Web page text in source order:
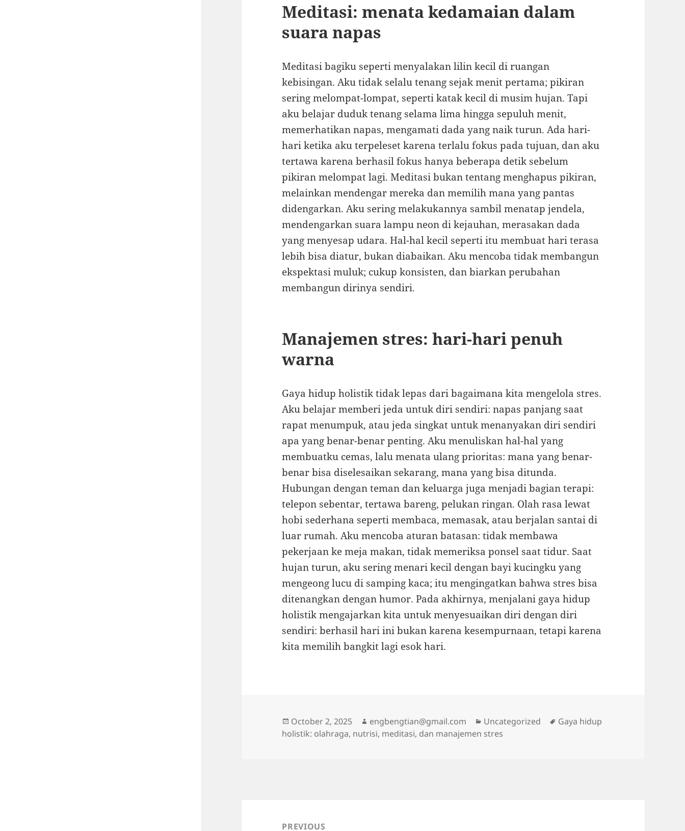
Meditasi: menata kedamaian dalam
suara napas
Meditasi bagiku seperti menyalakan lilin kecil di ruangan
kebisingan. Aku tidak selalu tenang sejak menit pertama; pikiran
sering melompat-lompat, seperti katak kecil di musim hujan. Tapi
aku belajar duduk tenang selama lima hingga sepuluh menit,
memerhatikan napas, mengamati dada yang naik turun. Ada hari-
hari ketika aku terpeleset karena terlalu fokus pada tujuan, dan aku
tertawa karena berhasil fokus hanya beberapa detik sebelum
pikiran melompat lagi. Meditasi bukan tentang menghapus pikiran,
melainkan mendengar mereka dan memilih mana yang pantas
didengarkan. Aku sering melakukannya sambil menatap jendela,
mendengarkan suara lampu neon di kejauhan, merasakan dada
yang menyesap udara. Hal-hal kecil seperti itu membuat hari terasa
lebih bisa diatur, bukan diabaikan. Aku mencoba tidak membangun
ekspektasi muluk; cukup konsisten, dan biarkan perubahan
membangun dirinya sendiri.
Manajemen stres: hari-hari penuh
warna
Gaya hidup holistik tidak lepas dari bagaimana kita mengelola stres.
Aku belajar memberi jeda untuk diri sendiri: napas panjang saat
rapat menumpuk, atau jeda singkat untuk menanyakan diri sendiri
apa yang benar-benar penting. Aku menuliskan hal-hal yang
membuatku cemas, lalu menata ulang prioritas: mana yang benar-
benar bisa diselesaikan sekarang, mana yang bisa ditunda.
Hubungan dengan teman dan keluarga juga menjadi bagian terapi:
telepon sebentar, tertawa bareng, pelukan ringan. Olah rasa lewat
hobi sederhana seperti membaca, memasak, atau berjalan santai di
luar rumah. Aku mencoba aturan batasan: tidak membawa
pekerjaan ke meja makan, tidak memeriksa ponsel saat tidur. Saat
hujan turun, aku sering menari kecil dengan bayi kucingku yang
mengeong lucu di samping kaca; itu mengingatkan bahwa stres bisa
ditenangkan dengan humor. Pada akhirnya, menjalani gaya hidup
holistik mengajarkan kita untuk menyesuaikan diri dengan diri
sendiri: berhasil hari ini bukan karena kesempurnaan, tetapi karena
kita memilih bangkit lagi esok hari.
Posted
on
October 2, 2025 Author
engbengtian@gmail.com Categories
Uncategorized Tags
Gaya hidup
holistik: olahraga, nutrisi, meditasi, dan manajemen stres
navigationPREVIOUS